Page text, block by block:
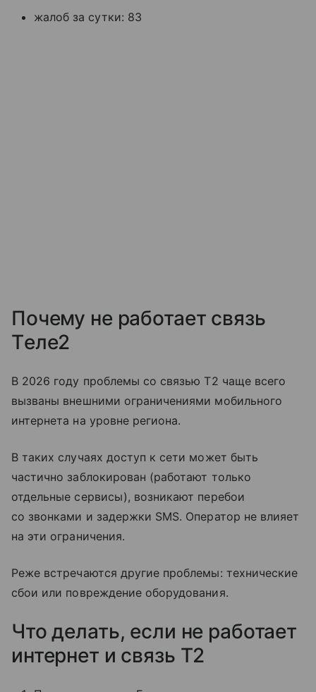
жалоб за сутки: 83
Почему не работает связь
Tеле2
В 2026 году проблемы со связью T2 чаще всего
вызваны внешними ограничениями мобильного
интернета на уровне региона.
В таких случаях доступ к сети может быть
частично заблокирован (работают только
отдельные сервисы), возникают перебои
со звонками и задержки SMS. Оператор не влияет
на эти ограничения.
Реже встречаются другие проблемы: технические
сбои или повреждение оборудования.
Что делать, если не работает
интернет и связь T2